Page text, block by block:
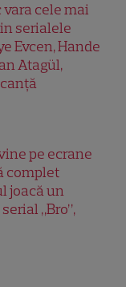
cele mai
serialele
Evcen, Hande
Atagül,
pe ecrane
complet
joacă un
„Bro”,